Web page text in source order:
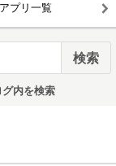
アプリ一覧
内を検索